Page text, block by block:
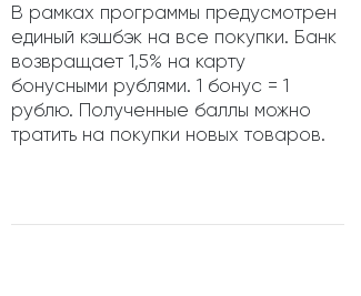
В рамках программы предусмотрен
единый кэшбэк на все покупки. Банк
возвращает 1,5% на карту
бонусными рублями. 1 бонус = 1
рублю. Полученные баллы можно
тратить на покупки новых товаров.